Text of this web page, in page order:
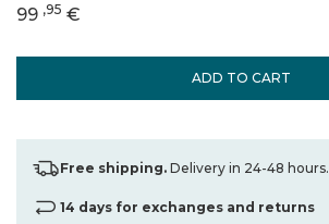
ADD TO CART
99 ,95 €
Free shipping. Delivery in 24-48 hours.
14 days for exchanges and returns